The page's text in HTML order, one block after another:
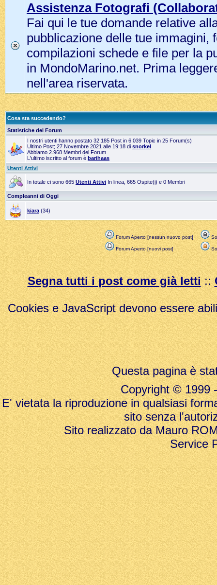
Assistenza Fotografi
Fai qui le tue domande relative
pubblicazione delle tue immagini,
compilazioni schede e file per la
in MondoMarino.net. Prima
nell'area riservata.
Cosa sta succedendo?
Statistiche del Forum
I nostri utenti hanno postato 32.185 Post in 6.039 Topic in 25 Forum(s)
Ultimo Post; 27 Novembre 2021 alle 19:18 di snorkel
Abbiamo 2.968 Membri del Forum
L'ultimo iscritto al forum è barihaas
Utenti Attivi
In totale ci sono 665 Utenti Attivi In linea, 665 Ospite(i) e 0 Membri
Compleanni di Oggi
kiara (34)
Forum Aperto [nessun nuovo post]
Forum Aperto [nuovi post]
Segna tutti i post come già letti::
Cookies e JavaScript devono essere
Questa pagina è
Copyright © 1999
E' vietata la riproduzione in qualsiasi
sito senza
Sito realizzato da Mauro
Service